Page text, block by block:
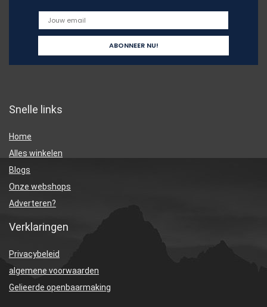
Snelle links
Home
Alles winkelen
Blogs
Onze webshops
Adverteren?
Verklaringen
Privacybeleid
algemene voorwaarden
Gelieerde openbaarmaking